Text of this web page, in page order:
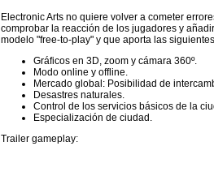
Electronic Arts no quiere volver a cometer
comprobar la reacción de los jugadores y
modelo "free-to-play" y que aporta las
Gráficos en 3D, zoom y cámara 360º.
Modo online y offline.
Mercado global: Posibilidad de
Desastres naturales.
Control de los servicios básicos de la
Especialización de ciudad.
Trailer gameplay: